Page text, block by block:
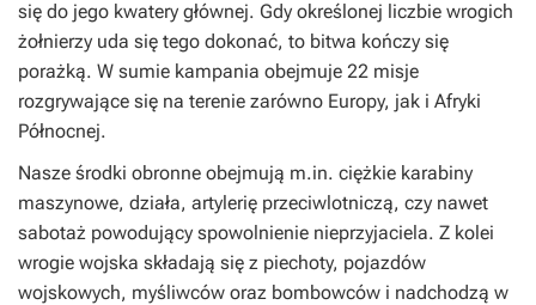
się do jego kwatery głównej. Gdy określonej liczbie wrogich
żołnierzy uda się tego dokonać, to bitwa kończy się
porażką. W sumie kampania obejmuje 22 misje
rozgrywające się na terenie zarówno Europy, jak i Afryki
Północnej.
Nasze środki obronne obejmują m.in. ciężkie karabiny
maszynowe, działa, artylerię przeciwlotniczą, czy nawet
sabotaż powodujący spowolnienie nieprzyjaciela. Z kolei
wrogie wojska składają się z piechoty, pojazdów
wojskowych, myśliwców oraz bombowców i nadchodzą w